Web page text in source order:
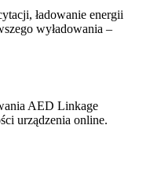
ładowanie energii
wyładowania –
AED Linkage
urządzenia online.